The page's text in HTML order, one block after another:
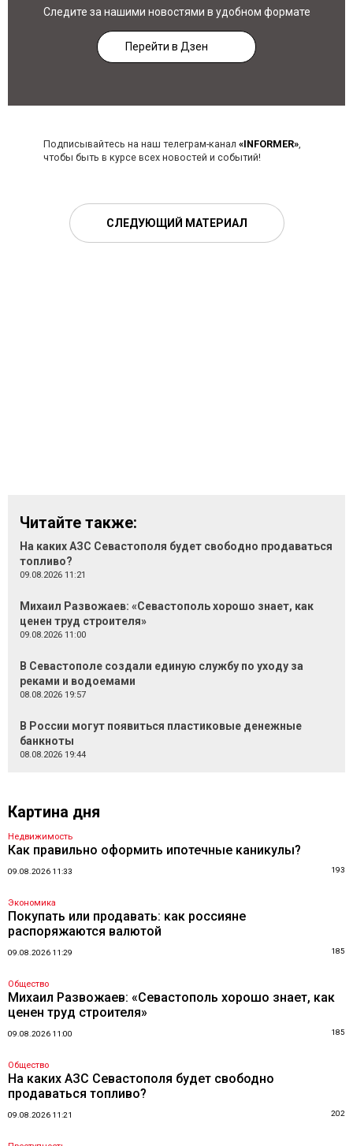
Следите за нашими новостями в удобном формате
Перейти в Дзен
Подписывайтесь на наш телеграм-канал «INFORMER»,
чтобы быть в курсе всех новостей и событий!
СЛЕДУЮЩИЙ МАТЕРИАЛ
Читайте также:
На каких АЗС Севастополя будет свободно продаваться
топливо?
09.08.2026 11:21
Михаил Развожаев: «Севастополь хорошо знает, как
ценен труд строителя»
09.08.2026 11:00
В Севастополе создали единую службу по уходу за
реками и водоемами
08.08.2026 19:57
В России могут появиться пластиковые денежные
банкноты
08.08.2026 19:44
Картина дня
Недвижимость
Как правильно оформить ипотечные каникулы?
09.08.2026 11:33 193
Экономика
Покупать или продавать: как россияне
распоряжаются валютой
09.08.2026 11:29 185
Общество
Михаил Развожаев: «Севастополь хорошо знает, как
ценен труд строителя»
09.08.2026 11:00 185
Общество
На каких АЗС Севастополя будет свободно
продаваться топливо?
09.08.2026 11:21 202